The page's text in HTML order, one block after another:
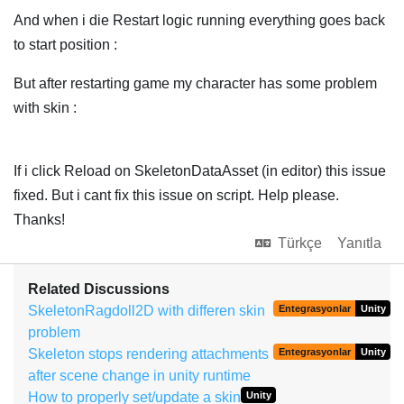
And when i die Restart logic running everything goes back
to start position :
But after restarting game my character has some problem
with skin :
If i click Reload on SkeletonDataAsset (in editor) this issue
fixed. But i cant fix this issue on script. Help please.
Thanks!
Türkçe
Yanıtla
Related Discussions
SkeletonRagdoll2D with differen skin
problem
Entegrasyonlar Unity
Skeleton stops rendering attachments
after scene change in unity runtime
Entegrasyonlar Unity
How to properly set/update a skin Unity